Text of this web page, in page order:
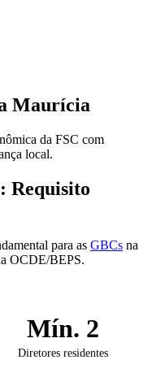
Maurícia
da FSC com
local.
Requisito
para as GBCs na
OCDE/BEPS.
Mín. 2
Diretores residentes